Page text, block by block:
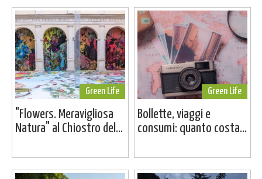
Green Life
"Flowers. Meravigliosa
Natura" al Chiostro del...
Green Life
Bollette, viaggi e
consumi: quanto costa...